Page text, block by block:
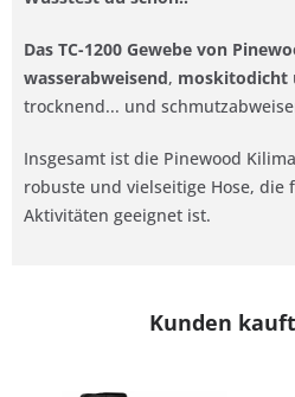
Das TC-1200 Gewebe von
wasserabweisend, moskitodicht
trocknend... und
Insgesamt ist die Pinewood
robuste und vielseitige Hose, die
Aktivitäten geeignet ist.
Kunden